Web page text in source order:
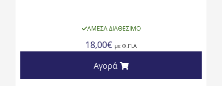
ΆΜΕΣΑ ΔΙΑΘΈΣΙΜΟ
18,00€ με Φ.Π.Α
Αγορά